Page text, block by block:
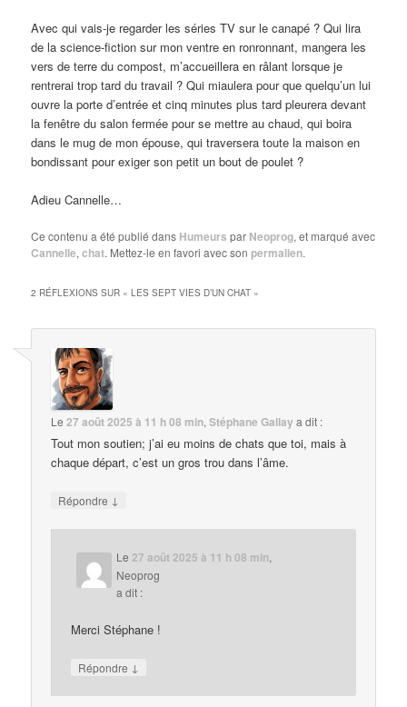
Avec qui vais-je regarder les séries TV sur le canapé ? Qui lira
de la science-fiction sur mon ventre en ronronnant, mangera les
vers de terre du compost, m’accueillera en râlant lorsque je
rentrerai trop tard du travail ? Qui miaulera pour que quelqu’un lui
ouvre la porte d’entrée et cinq minutes plus tard pleurera devant
la fenêtre du salon fermée pour se mettre au chaud, qui boira
dans le mug de mon épouse, qui traversera toute la maison en
bondissant pour exiger son petit un bout de poulet ?
Adieu Cannelle…
Ce contenu a été publié dans Humeurs par Neoprog, et marqué avec
Cannelle,chat. Mettez-le en favori avec son permalien.
2 RÉFLEXIONS SUR «LES SEPT VIES D’UN CHAT »
Le27 août 2025 à 11 h 08 min,Stéphane Gallay a dit :
Tout mon soutien; j’ai eu moins de chats que toi, mais à
chaque départ, c’est un gros trou dans l’âme.
Répondre ↓
Le 27 août 2025 à 11 h 08 min,
Neoprog
a dit :
Merci Stéphane !
Répondre ↓